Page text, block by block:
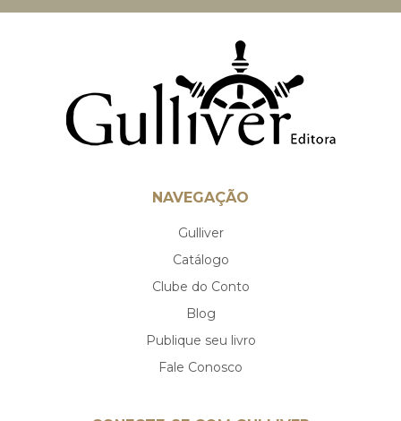
NAVEGAÇÃO
Gulliver
Catálogo
Clube do Conto
Blog
Publique seu livro
Fale Conosco